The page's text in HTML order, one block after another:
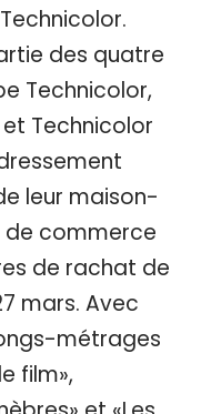
des quatre
Technicolor,
et Technicolor
leur maison-
de commerce
de rachat de
mars. Avec
métrages
film»,